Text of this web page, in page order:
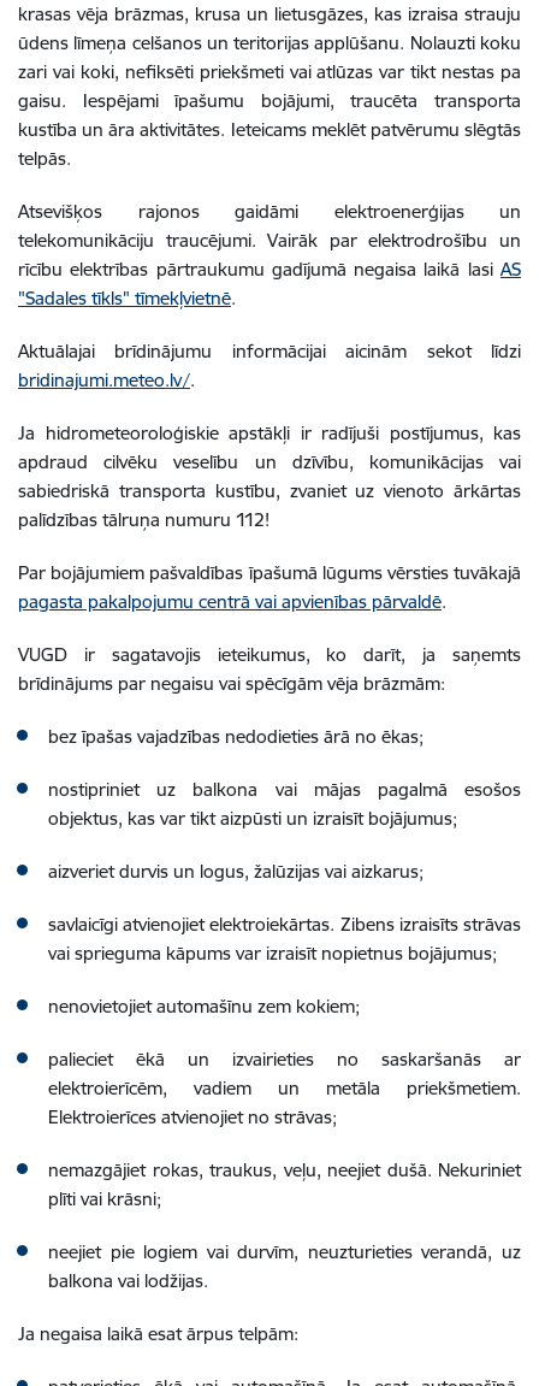
krasas vēja brāzmas, krusa un lietusgāzes, kas izraisa strauju
ūdens līmeņa celšanos un teritorijas applūšanu. Nolauzti koku
zari vai koki, nefiksēti priekšmeti vai atlūzas var tikt nestas pa
gaisu. Iespējami īpašumu bojājumi, traucēta transporta
kustība un āra aktivitātes. Ieteicams meklēt patvērumu slēgtās
telpās.
Atsevišķos rajonos gaidāmi elektroenerģijas un
telekomunikāciju traucējumi. Vairāk par elektrodrošību un
rīcību elektrības pārtraukumu gadījumā negaisa laikā lasi AS
"Sadales tīkls" tīmekļvietnē.
Aktuālajai brīdinājumu informācijai aicinām sekot līdzi
bridinajumi.meteo.lv/.
Ja hidrometeoroloģiskie apstākļi ir radījuši postījumus, kas
apdraud cilvēku veselību un dzīvību, komunikācijas vai
sabiedriskā transporta kustību, zvaniet uz vienoto ārkārtas
palīdzības tālruņa numuru 112!
Par bojājumiem pašvaldības īpašumā lūgums vērsties tuvākajā
pagasta pakalpojumu centrā vai apvienības pārvaldē.
VUGD ir sagatavojis ieteikumus, ko darīt, ja saņemts
brīdinājums par negaisu vai spēcīgām vēja brāzmām:
bez īpašas vajadzības nedodieties ārā no ēkas;
nostipriniet uz balkona vai mājas pagalmā esošos
objektus, kas var tikt aizpūsti un izraisīt bojājumus;
aizveriet durvis un logus, žalūzijas vai aizkarus;
savlaicīgi atvienojiet elektroiekārtas. Zibens izraisīts strāvas
vai sprieguma kāpums var izraisīt nopietnus bojājumus;
nenovietojiet automašīnu zem kokiem;
palieciet ēkā un izvairieties no saskaršanās ar
elektroierīcēm, vadiem un metāla priekšmetiem.
Elektroierīces atvienojiet no strāvas;
nemazgājiet rokas, traukus, veļu, neejiet dušā. Nekuriniet
plīti vai krāsni;
neejiet pie logiem vai durvīm, neuzturieties verandā, uz
balkona vai lodžijas.
Ja negaisa laikā esat ārpus telpām: